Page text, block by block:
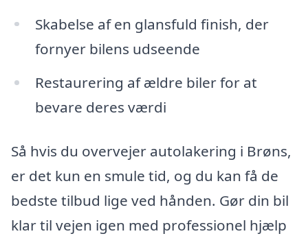
Skabelse af en glansfuld finish, der
fornyer bilens udseende
Restaurering af ældre biler for at
bevare deres værdi
Så hvis du overvejer autolakering i Brøns,
er det kun en smule tid, og du kan få de
bedste tilbud lige ved hånden. Gør din bil
klar til vejen igen med professionel hjælp